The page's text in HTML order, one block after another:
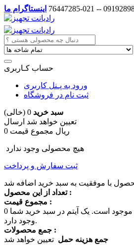
09192898705 -- اینستاگرام ما
حساب کـاربری
ورود به پـنل کاربری
ثبت نام در فروشگاه
سبد خرید 0 (خالی)
تعیین خواهد شد ارسال
0 ریال مجموع قیمت
هیچ محصولی وجود ندارد
ثبت سفارش و پرداخت
با موفقیت به سبد خرید اضافه شد
تعداد از این محصول :
مجموع قیمت :
0
موجود است. یک آیتم در سبد خرید شما
وجود دارد.
جمع محصولات :
جمع هزینه حمل تعیین خواهد شد